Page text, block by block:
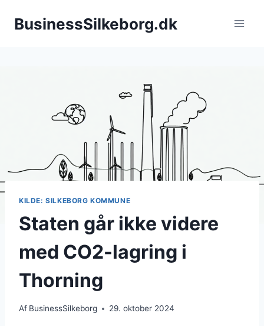
BusinessSilkeborg.dk
KILDE: SILKEBORG KOMMUNE
Staten går ikke videre
med CO2-lagring i
Thorning
Af BusinessSilkeborg 29. oktober 2024